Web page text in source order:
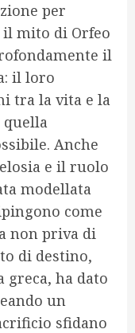
per
mito di Orfeo
il
il loro
tra la vita e la
quella
Anche
e il ruolo
modellata
come
non priva di
di destino,
greca, ha dato
un
sfidano